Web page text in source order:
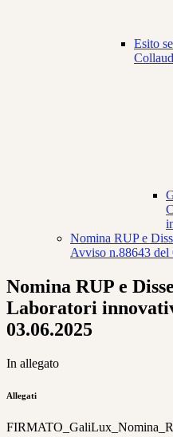
Esito
Nomina RUP e
Avviso n.88643 del
Nomina RUP e
Laboratori
03.06.2025
In allegato
Allegati